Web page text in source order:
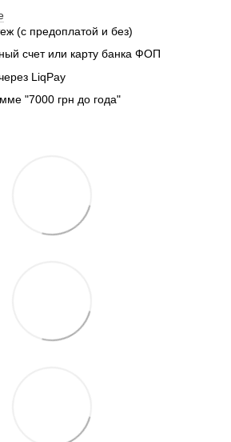
(с предоплатой и без)
счет или карту банка ФОП
LiqPay
"7000 грн до года"